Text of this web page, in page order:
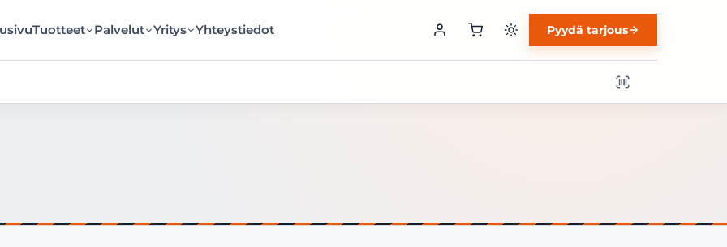
Tuotteet Palvelut Yritys Yhteystiedot Pyydä tarjous